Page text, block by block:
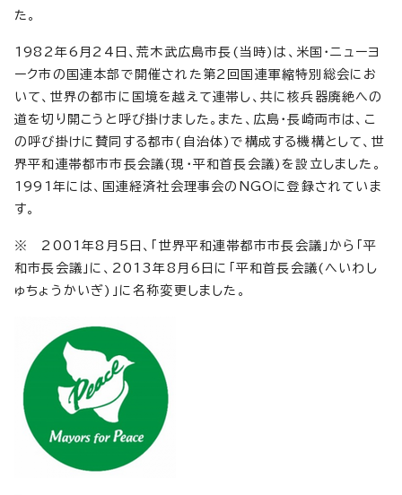
た。
1982年6月24日、荒木武広島市長(当時)は、米国・ニューヨ
ーク市の国連本部で開催された第2回国連軍縮特別総会にお
いて、世界の都市に国境を越えて連帯し、共に核兵器廃絶への
道を切り開こうと呼び掛けました。また、広島・長崎両市は、こ
の呼び掛けに賛同する都市(自治体)で構成する機構として、世
界平和連帯都市市長会議(現・平和首長会議)を設立しました。
1991年には、国連経済社会理事会のNGOに登録されていま
す。
※ 2001年8月5日、「世界平和連帯都市市長会議」から「平
和市長会議」に、2013年8月6日に「平和首長会議(へいわし
ゅちょうかいぎ)」に名称変更しました。